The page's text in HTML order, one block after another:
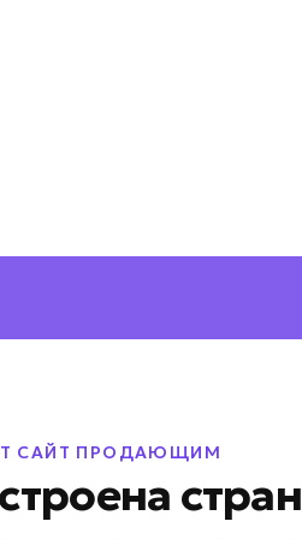
САЙТ ПРОДАЮЩИМ